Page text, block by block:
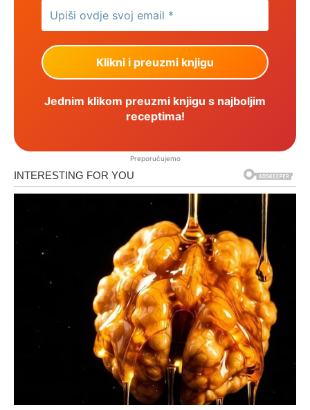
Jednim klikom preuzmi knjigu s najboljim
receptima!
Preporučujemo